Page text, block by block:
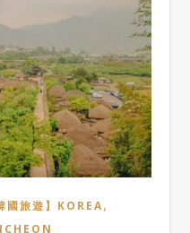
國旅遊】KOREA,